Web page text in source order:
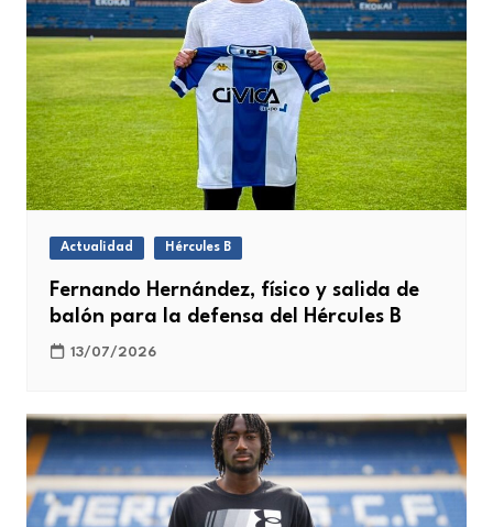
Actualidad Hércules B
Fernando Hernández, físico y salida de
balón para la defensa del Hércules B
13/07/2026